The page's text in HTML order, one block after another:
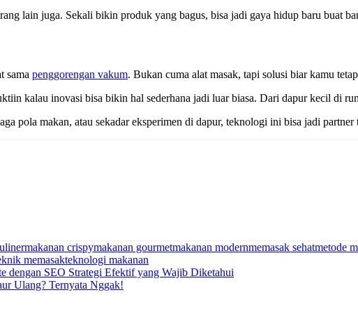
lain juga. Sekali bikin produk yang bagus, bisa jadi gaya hidup baru buat
sama penggorengan vakum. Bukan cuma alat masak, tapi solusi biar kamu
kalau inovasi bisa bikin hal sederhana jadi luar biasa. Dari dapur kecil di
pola makan, atau sekadar eksperimen di dapur, teknologi ini bisa jadi
makanan crispymakanan gourmetmakanan modernmemasak sehatmetode
memasakteknologi makanan
dengan SEO Strategi Efektif yang Wajib Diketahui
Ulang? Ternyata Nggak!